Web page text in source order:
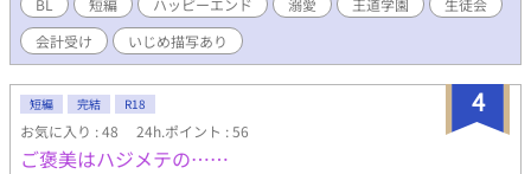
BL 短編 ハッピーエンド 溺愛 王道学園
生徒会
会計受け
いじめ描写あり
4
短編 完結 R18
お気に入り : 48 24h.ポイント : 56
ご褒美はハジメテの……